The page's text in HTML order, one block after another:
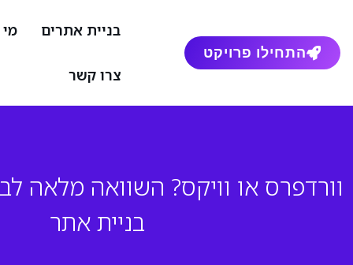
התחילו פרויקט
בניית אתרים
צרו קשר
וורדפרס או וויקס? השוואה מלאה
בניית אתר